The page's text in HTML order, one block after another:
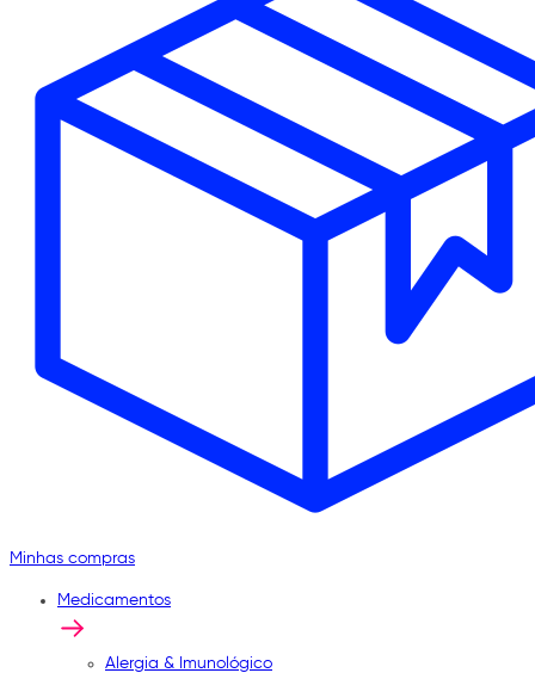
Minhas compras
Medicamentos
Alergia & Imunológico